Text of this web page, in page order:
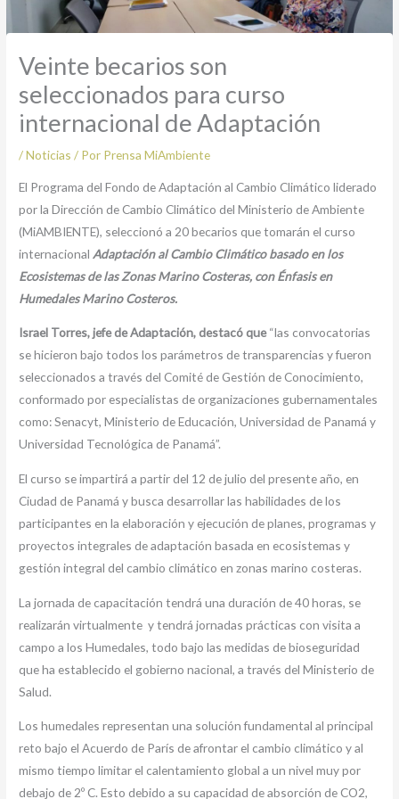
Veinte becarios son
seleccionados para curso
internacional de Adaptación
/Noticias / Por Prensa MiAmbiente
El Programa del Fondo de Adaptación al Cambio Climático liderado
por la Dirección de Cambio Climático del Ministerio de Ambiente
(MiAMBIENTE), seleccionó a 20 becarios que tomarán el curso
internacionalAdaptaciónal Cambio Climático basado en los
Ecosistemas de las Zonas Marino Costeras, con Énfasis en
Humedales Marino Costeros.
Israel Torres, jefe de Adaptación, destacó que“las convocatorias
se hicieron bajo todos los parámetros de transparencias y fueron
seleccionados a través del Comité de Gestión de Conocimiento,
conformado por especialistas de organizaciones gubernamentales
como: Senacyt, Ministerio de Educación, Universidad de Panamá y
Universidad Tecnológica de Panamá”.
El curso se impartirá a partir del 12 de julio del presente año, en
Ciudad de Panamá y busca desarrollar las habilidades de los
participantes en la elaboración y ejecución de planes, programas y
proyectos integrales de adaptación basada en ecosistemas y
gestión integral del cambio climático en zonas marino costeras.
La jornada de capacitación tendrá una duración de 40 horas, se
realizarán virtualmente y tendrá jornadas prácticas con visita a
campo a los Humedales, todo bajo las medidas de bioseguridad
que ha establecido el gobierno nacional, a través del Ministerio de
Salud.
Los humedales representan una solución fundamental al principal
reto bajo el Acuerdo de París de afrontar el cambio climático y al
mismo tiempo limitar el calentamiento global a un nivel muy por
debajo de 2º C. Esto debido a su capacidad de absorción de CO2,